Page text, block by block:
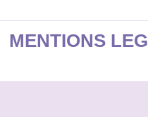
MENTIONS